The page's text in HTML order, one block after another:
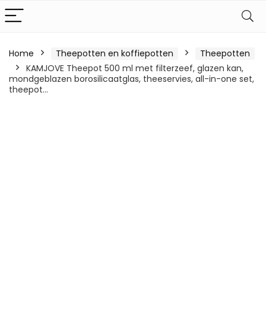
Home Theepotten en koffiepotten
Theepotten
KAMJOVE Theepot 500 ml met filterzeef, glazen kan,
mondgeblazen borosilicaatglas, theeservies, all-in-one set,
theepot…